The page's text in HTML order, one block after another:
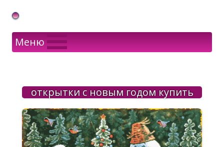
Gif Открытки в подарок
Меню
открытки с новым годом купить